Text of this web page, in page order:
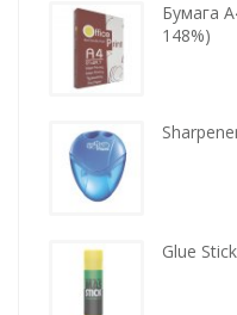
tools
Бумага
148%)
Glue